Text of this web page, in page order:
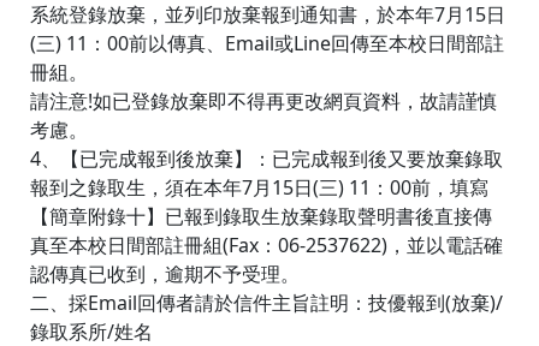
系統登錄放棄，並列印放棄報到通知書，於本年7月15日
(三) 11：00前以傳真、Email或Line回傳至本校日間部註
冊組。
請注意!如已登錄放棄即不得再更改網頁資料，故請謹慎
考慮。
4、【已完成報到後放棄】：已完成報到後又要放棄錄取
報到之錄取生，須在本年7月15日(三) 11：00前，填寫
【簡章附錄十】已報到錄取生放棄錄取聲明書後直接傳
真至本校日間部註冊組(Fax：06-2537622)，並以電話確
認傳真已收到，逾期不予受理。
二、採Email回傳者請於信件主旨註明：技優報到(放棄)/
錄取系所/姓名